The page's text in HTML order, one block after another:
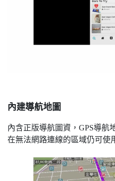
內建導航地圖
內含正版導航圖資，GPS導航
在無法網路連線的區域仍可使